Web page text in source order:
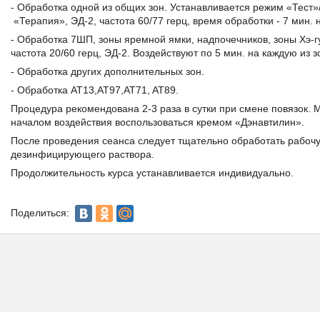
- Обработка одной из общих зон. Устанавливается режим
«Терапия», ЭД-2, частота 60/77 герц, время обработки - 7 мин.
- Обработка 7ШП, зоны яремной ямки, надпочечников, зоны Хэ-
частота 20/60 герц, ЭД-2. Воздействуют по 5 мин. на каждую из
- Обработка других дополнительных зон.
- Обработка AT13,AT97,AT71, AT89.
Процедура рекомендована 2-3 раза в сутки при смене
началом воздействия воспользоваться кремом «Дэнавтилин».
После проведения сеанса следует тщательно обработать
дезинфицирующего раствора.
Продолжительность курса устанавливается индивидуально.
Поделиться: